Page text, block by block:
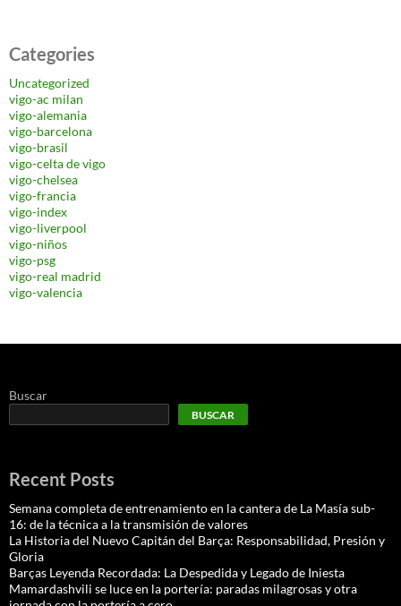
Categories
Uncategorized
vigo-ac milan
vigo-alemania
vigo-barcelona
vigo-brasil
vigo-celta de vigo
vigo-chelsea
vigo-francia
vigo-index
vigo-liverpool
vigo-niños
vigo-psg
vigo-real madrid
vigo-valencia
Buscar
BUSCAR
Recent Posts
Semana completa de entrenamiento en la cantera de La Masía sub-
16: de la técnica a la transmisión de valores
La Historia del Nuevo Capitán del Barça: Responsabilidad, Presión y
Gloria
Barças Leyenda Recordada: La Despedida y Legado de Iniesta
Mamardashvili se luce en la portería: paradas milagrosas y otra